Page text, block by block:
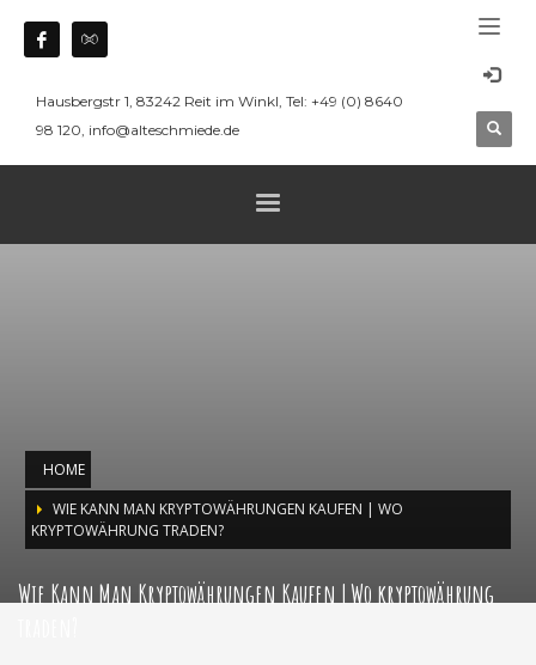
Hausbergstr 1, 83242 Reit im Winkl, Tel: +49 (0) 8640
98 120, info@alteschmiede.de
HOME
WIE KANN MAN KRYPTOWÄHRUNGEN KAUFEN | WO
KRYPTOWÄHRUNG TRADEN?
Wie Kann Man Kryptowährungen Kaufen | Wo kryptowährung